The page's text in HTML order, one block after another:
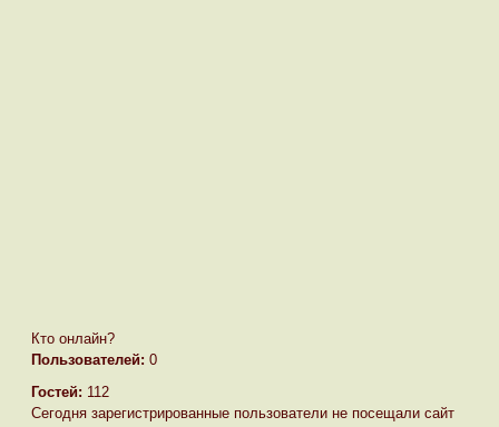
Кто онлайн?
Пользователей: 0
Гостей: 112
Сегодня зарегистрированные пользователи не посещали сайт